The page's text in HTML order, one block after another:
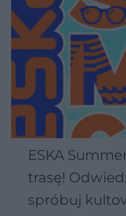
ESKA
trasę!
spróbuj